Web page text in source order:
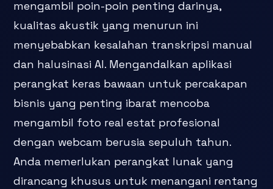
mengambil poin-poin penting darinya,
kualitas akustik yang menurun ini
menyebabkan kesalahan transkripsi manual
dan halusinasi AI. Mengandalkan aplikasi
perangkat keras bawaan untuk percakapan
bisnis yang penting ibarat mencoba
mengambil foto real estat profesional
dengan webcam berusia sepuluh tahun.
Anda memerlukan perangkat lunak yang
dirancang khusus untuk menangani rentang